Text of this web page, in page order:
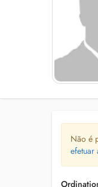
Não é
efetuar